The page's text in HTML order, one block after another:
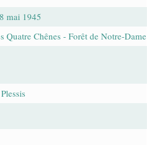
mai 1945
Quatre Chênes - Forêt de Notre-Dame